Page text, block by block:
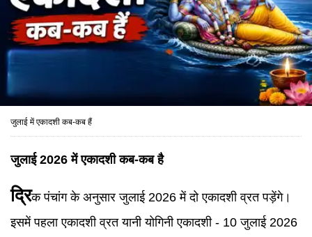
जुलाई में एकादशी कब-कब हैं
जुलाई 2026 में एकादशी कब-कब है
द्रिक पंचांग के अनुसार जुलाई 2026 में दो एकादशी व्रत पड़ेंगे।
इसमें पहला एकादशी व्रत यानी योगिनी एकादशी - 10 जुलाई 2026